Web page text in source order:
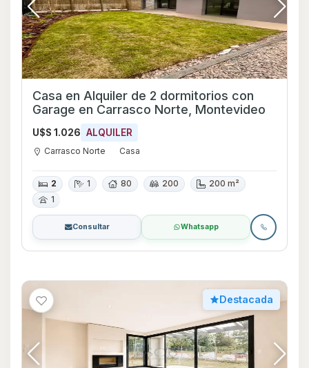
Casa en Alquiler de 2 dormitorios con
Garage en Carrasco Norte, Montevideo
U$S 1.026 ALQUILER
Carrasco Norte Casa
2 1 80 200
200 m²
1
Consultar Whatsapp
Destacada